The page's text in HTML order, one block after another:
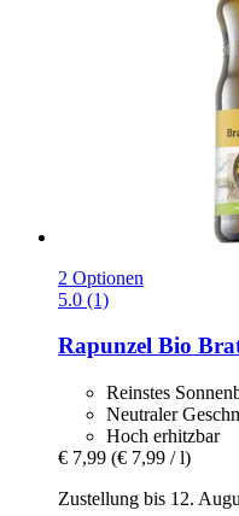
2 Optionen
5.0 (1)
Rapunzel Bio
Reinstes
Neutraler
Hoch erhitzbar
€ 7,99 (€ 7,99 / l)
Zustellung bis 12.